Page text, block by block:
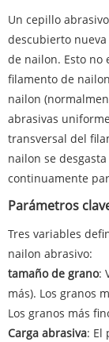
Un cepillo
descubierto
de nailon. Esto no
filamento de
nailon
abrasivas
transversal del
nailon se
continuamente
Parámetros
Tres variables
nailon abrasivo:
tamaño de grano:
más). Los granos
Los granos más
Carga abrasiva: El